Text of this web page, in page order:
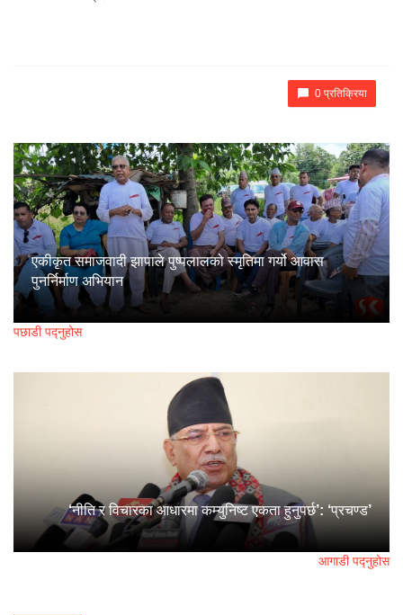
0 प्रतिक्रिया
एकीकृत समाजवादी झापाले पुष्पलालको स्मृतिमा गर्यो आवास
पुनर्निर्माण अभियान
पछाडी पद्नुहोस
‘नीति र विचारका आधारमा कम्युनिष्ट एकता हुनुपर्छ’: ‘प्रचण्ड’
आगाडी पद्नुहोस